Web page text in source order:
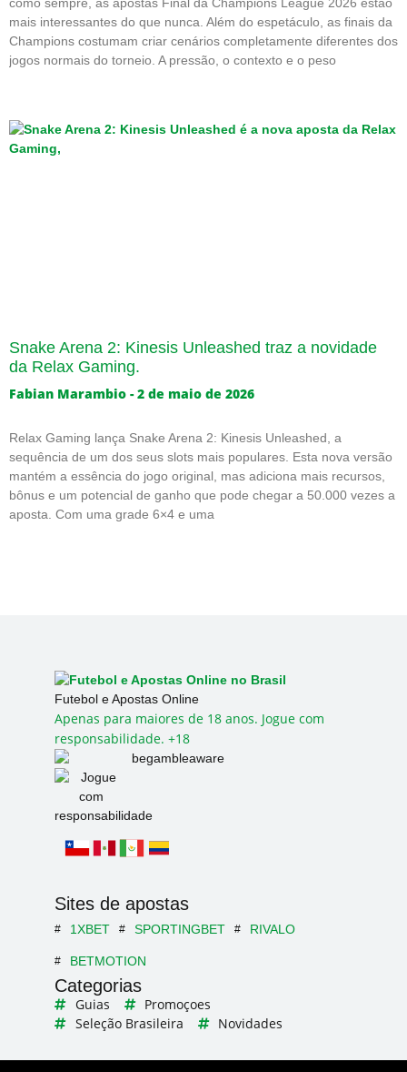
mais interessantes do que nunca. Além do espetáculo, as finais da
Champions costumam criar cenários completamente diferentes dos
jogos normais do torneio. A pressão, o contexto e o peso
Snake Arena 2: Kinesis Unleashed traz a novidade
da Relax Gaming.
Fabian Marambio 2 de maio de 2026
Relax Gaming lança Snake Arena 2: Kinesis Unleashed, a
sequência de um dos seus slots mais populares. Esta nova versão
mantém a essência do jogo original, mas adiciona mais recursos,
bônus e um potencial de ganho que pode chegar a 50.000 vezes a
aposta. Com uma grade 6×4 e uma
Futebol e Apostas Online
Apenas para maiores de 18 anos. Jogue com
responsabilidade. +18
Sites de apostas
1XBET SPORTINGBET RIVALO
BETMOTION
Categorias
Guias
Promoçoes
Seleção Brasileira
Novidades